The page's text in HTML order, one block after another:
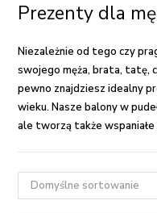
Prezenty dla
Niezależnie od tego czy
swojego męża, brata, tatę,
pewno znajdziesz idealny
wieku. Nasze balony w
ale tworzą także wspaniałe
Domyślne sortowanie